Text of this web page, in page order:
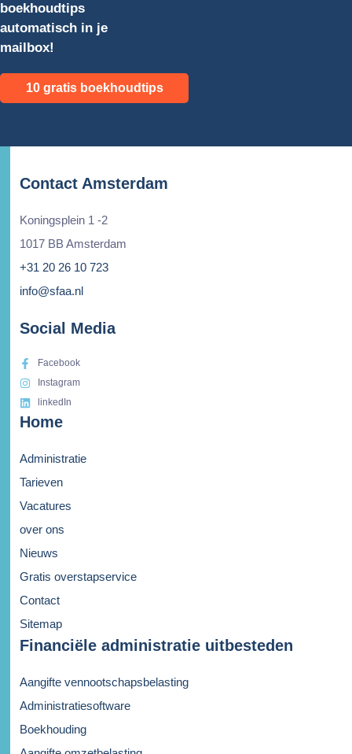
boekhoudtips
automatisch in je
mailbox!
10 gratis boekhoudtips
Contact Amsterdam
Koningsplein 1 -2
1017 BB Amsterdam
+31 20 26 10 723
info@sfaa.nl
Social Media
Facebook
Instagram
linkedIn
Home
Administratie
Tarieven
Vacatures
over ons
Nieuws
Gratis overstapservice
Contact
Sitemap
Financiële administratie uitbesteden
Aangifte vennootschapsbelasting
Administratiesoftware
Boekhouding